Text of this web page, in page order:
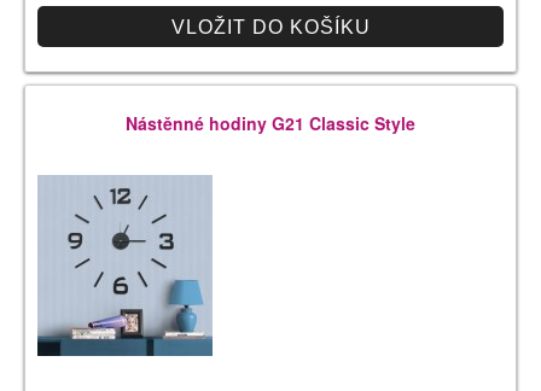
VLOŽIT DO KOŠÍKU
Nástěnné hodiny G21 Classic Style